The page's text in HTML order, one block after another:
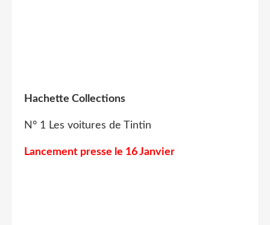
Hachette Collections
N° 1 Les voitures de Tintin
Lancement presse le 16 Janvier